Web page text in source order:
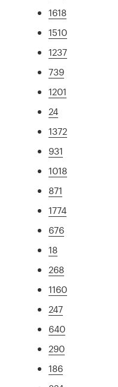
1618
1510
1237
739
1201
24
1372
931
1018
871
1774
676
18
268
1160
247
640
290
186